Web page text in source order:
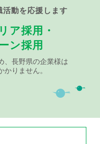
動を応援します
ア採用・
ン採用
、長野県の企業様は
りません。